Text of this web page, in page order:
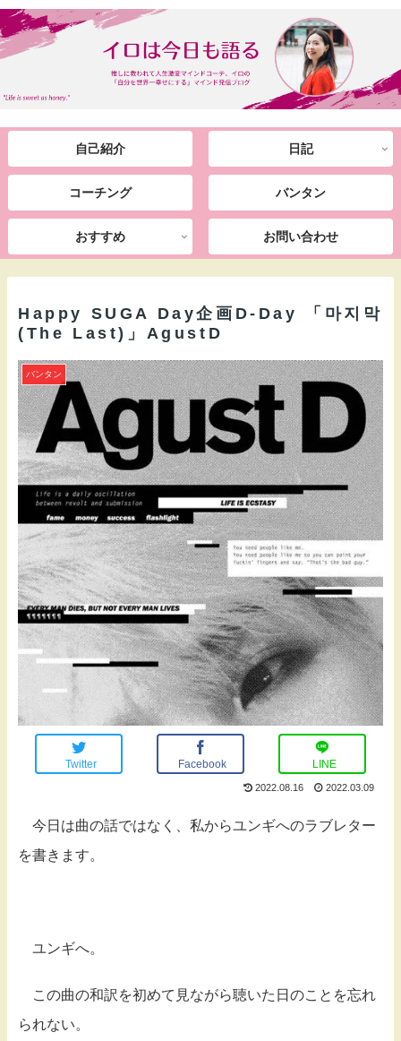
自己紹介 日記
コーチング バンタン
おすすめ お問い合わせ
Happy SUGA Day企画D-Day 「마지막
(The Last)」AgustD
バンタン
Twitter Facebook LINE
2022.08.16 2022.03.09
今日は曲の話ではなく、私からユンギへのラブレター
を書きます。
ユンギへ。
この曲の和訳を初めて見ながら聴いた日のことを忘れ
られない。